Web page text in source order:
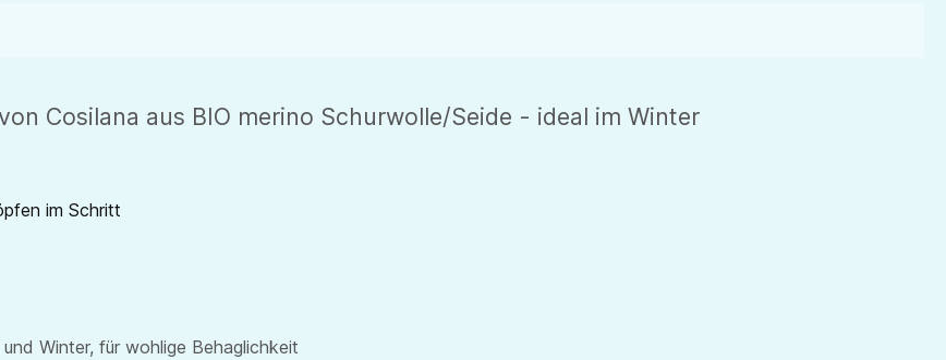
Cosilana aus BIO merino Schurwolle/Seide - ideal im Winter
im Schritt
Winter, für wohlige Behaglichkeit